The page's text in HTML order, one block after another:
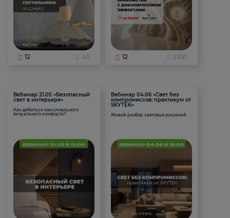
12 43 12 2100
Вебинар 21.05 «Безопасный
свет в интерьере»
Как добиться максимального
визуального комфорта?
Вебинар 04.06 «Свет без
компромиссов: практикум от
SKYTEK»
Живой разбор световых решений